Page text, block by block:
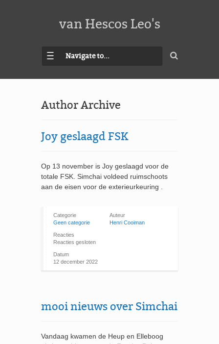
van Hescos Leo's
Navigate to...
Author Archive
Joy geslaagd FSK
Op 13 november is Joy geslaagd voor de
totale FSK. Simchai voldeed ruimschoots
aan de eisen voor de exterieurkeuring .
Categorie
Geen categorie
Auteur
Henri Cooiman
Reacties
Reacties gesloten
Datum
12 december 2022
mooi nieuws over Simchai
Vandaag kwamen de Heup en Elleboog